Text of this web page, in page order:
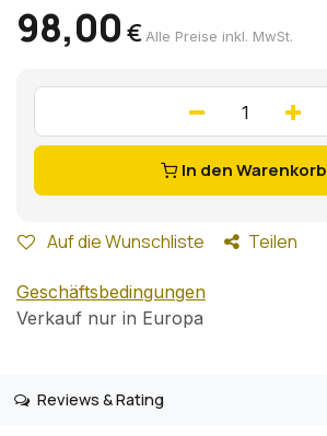
98,00 € Alle Preise inkl. MwSt.
In den Warenkorb
Auf die Wunschliste Teilen
Geschäftsbedingungen
Verkauf nur in Europa
Reviews & Rating